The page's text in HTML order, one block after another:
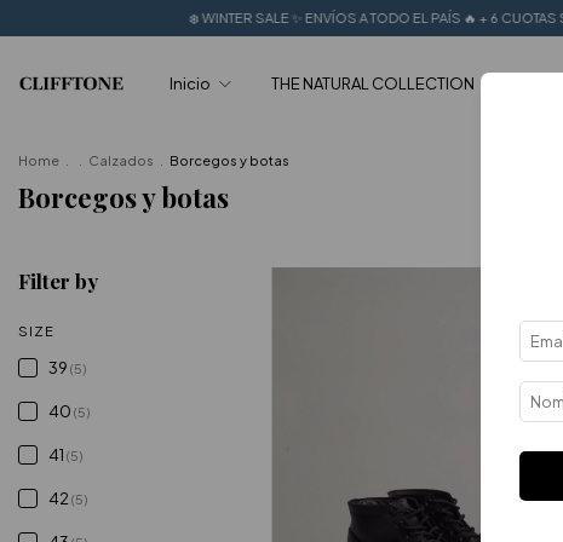
❄️ WINTER SALE ✨ ENVÍOS A TODO EL PAÍS 🔥 + 6 CUOTAS SIN INTERES
Inicio THE NATURAL COLLECTION
Home Calzados Borcegos y botas
Borcegos y botas
Filter by
SIZE
39 (5)
40 (5)
41 (5)
42 (5)